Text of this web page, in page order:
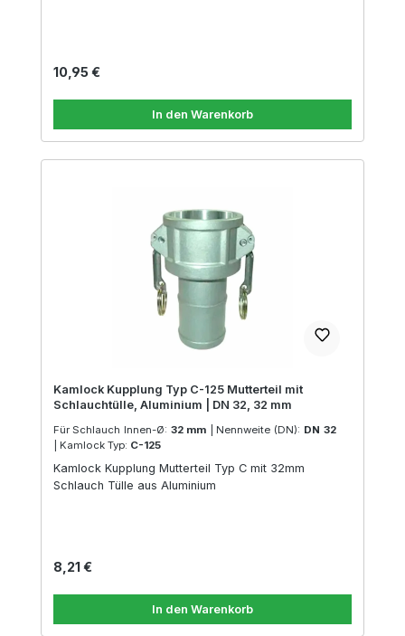
Regulärer Preis:
10,95 €
In den Warenkorb
Kamlock Kupplung Typ C-125 Mutterteil mit
Schlauchtülle, Aluminium | DN 32, 32 mm
Für Schlauch Innen-Ø: 32 mm Nennweite (DN): DN 32
Kamlock Typ: C-125
Kamlock Kupplung Mutterteil Typ C mit 32mm
Schlauch Tülle aus Aluminium
Regulärer Preis:
8,21 €
In den Warenkorb